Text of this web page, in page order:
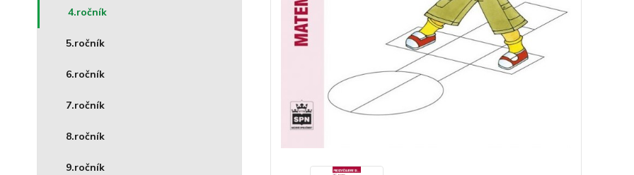
4.ročník
5.ročník
6.ročník
7.ročník
8.ročník
9.ročník